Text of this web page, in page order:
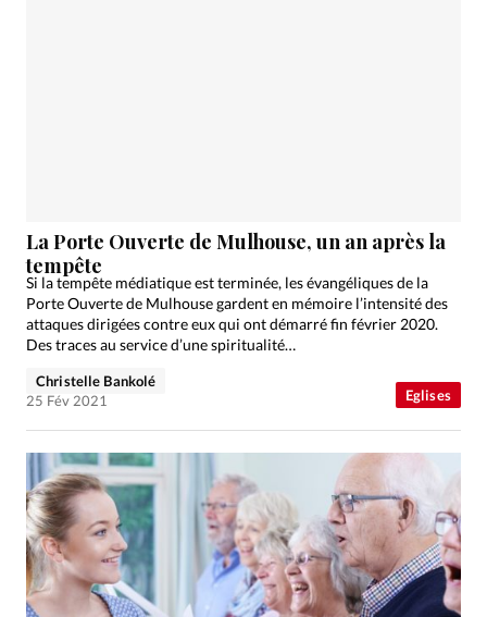
Eglises
La Porte Ouverte de Mulhouse, un an après la
tempête
Si la tempête médiatique est terminée, les évangéliques de la
Porte Ouverte de Mulhouse gardent en mémoire l’intensité des
attaques dirigées contre eux qui ont démarré fin février 2020.
Des traces au service d’une spiritualité…
Christelle Bankolé
25 Fév 2021